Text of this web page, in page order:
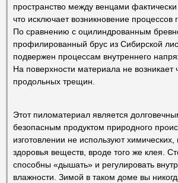
пространство между венцами
что исключает возникновение процессов
По сравнению с оцилиндрованным
профилированный брус из Сибирской
подвержен процессам внутреннего
На поверхности материала не возникает
продольных трещин.
Этот пиломатериал является
безопасным продуктом природного
изготовлении не используют
здоровья веществ, вроде того же клея.
способны «дышать» и регулировать
влажности. Зимой в таком доме вы